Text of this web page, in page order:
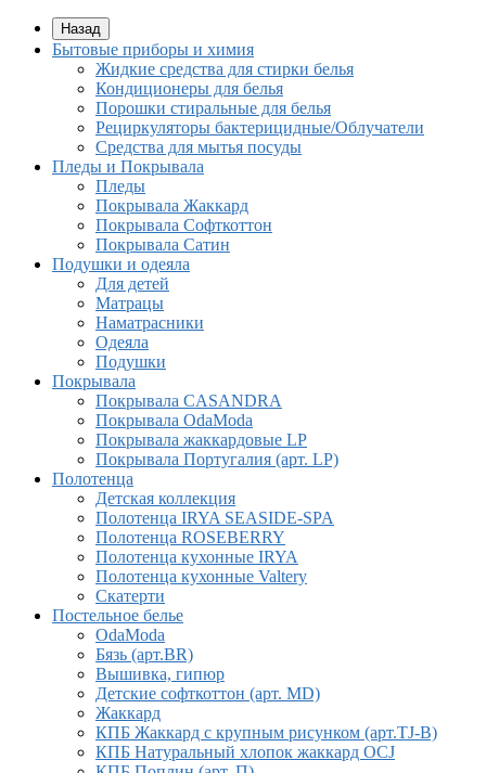
Назад
Бытовые приборы и химия
Жидкие средства для стирки белья
Кондиционеры для белья
Порошки стиральные для белья
Рециркуляторы бактерицидные/Облучатели
Средства для мытья посуды
Пледы и Покрывала
Пледы
Покрывала Жаккард
Покрывала Софткоттон
Покрывала Сатин
Подушки и одеяла
Для детей
Матрацы
Наматрасники
Одеяла
Подушки
Покрывала
Покрывалa CASANDRA
Покрывала OdaModa
Покрывала жаккардовые LP
Покрывала Португалия (арт. LP)
Полотенца
Детская коллекция
Полотенца IRYA SEASIDE-SPA
Полотенца ROSEBERRY
Полотенца кухонные IRYA
Полотенца кухонные Valtery
Скатерти
Постельное белье
OdaModa
Бязь (арт.BR)
Вышивка, гипюр
Детские софткоттон (арт. MD)
Жаккард
КПБ Жаккард с крупным рисунком (арт.TJ-B)
КПБ Натуральный хлопок жаккард OCJ